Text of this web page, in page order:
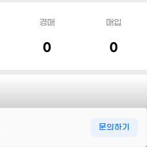
경매
0
매입
0
문의하기